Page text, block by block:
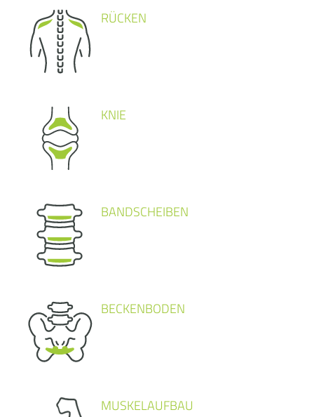
RÜCKEN
KNIE
BANDSCHEIBEN
BECKENBODEN
MUSKELAUFBAU